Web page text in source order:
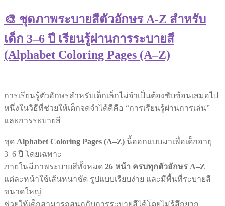
🎨 ชุดภาพระบายสีตัวอักษร A-Z สำหรับ
เด็ก 3–6 ปี เรียนรู้ผ่านการระบายสี
(Alphabet Coloring Pages (A–Z)
การเรียนรู้ตัวอักษรสำหรับเด็กเล็กไม่จำเป็นต้องซับซ้อนเสมอไป
หนึ่งในวิธีที่ช่วยให้เด็กจดจำได้ดีคือ “การเรียนรู้ผ่านการเล่น”
และการระบายสี
ชุด Alphabet Coloring Pages (A–Z) นี้ออกแบบมาเพื่อเด็กอายุ
3–6 ปี โดยเฉพาะ
ภายในมีภาพระบายสีทั้งหมด 26 หน้า ครบทุกตัวอักษร A–Z
แต่ละหน้าใช้เส้นหนาชัด รูปแบบเรียบง่าย และมีพื้นที่ระบายสี
ขนาดใหญ่